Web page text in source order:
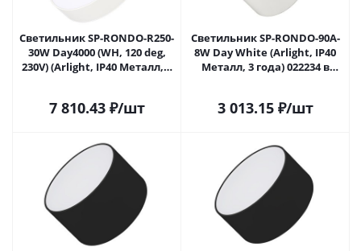
Светильник SP-RONDO-R250-
30W Day4000 (WH, 120 deg,
230V) (Arlight, IP40 Металл, 3
7 810.43₽/шт
Светильник SP-RONDO-90A-
8W Day White (Arlight, IP40
Металл, 3 года) 022234 в
3 013.15₽/шт